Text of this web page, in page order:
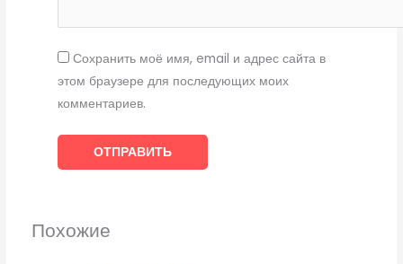
Сохранить моё имя, email и адрес сайта в
этом браузере для последующих моих
комментариев.
Похожие